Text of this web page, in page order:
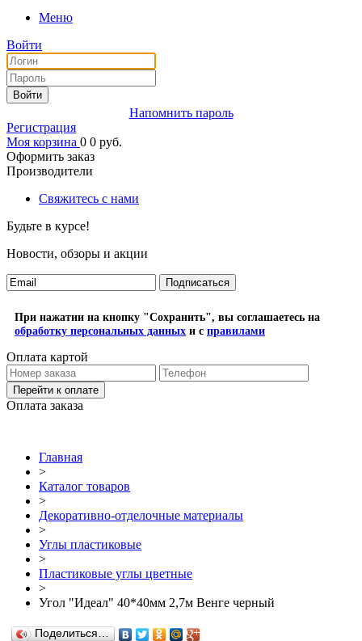
Меню
Войти
Войти
Напомнить пароль
Регистрация
Моя корзина 0 0 руб.
Оформить заказ
Производители
Свяжитесь с нами
Будьте в курсе!
Новости, обзоры и акции
Подписаться
При нажатии на кнопку "Сохранить", вы соглашаетесь на
обработку персональных данных и с правилами
Оплата картой
Перейти к оплате
Оплата заказа
Главная
>
Каталог товаров
>
Декоративно-отделочные материалы
>
Углы пластиковые
>
Пластиковые углы цветные
>
Угол "Идеал" 40*40мм 2,7м Венге черный
Поделиться…